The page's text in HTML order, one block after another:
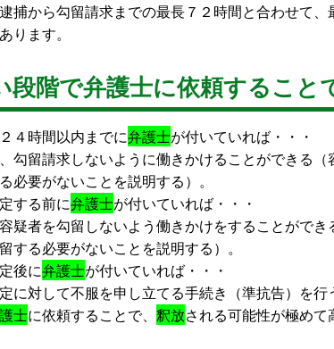
捕から勾留請求までの最長７２時間と合わせて
ります。
段階で弁護士に依頼すること
４時間以内までに弁護士が付いていれば・・・
勾留請求しないように働きかけることができる（
必要がないことを説明する）。
する前に弁護士が付いていれば・・・
疑者を勾留しないよう働きかけをすることができ
する必要がないことを説明する）。
後に弁護士が付いていれば・・・
に対して不服を申し立てる手続き（準抗告）を行
士に依頼することで、 釈放される可能性が極めて